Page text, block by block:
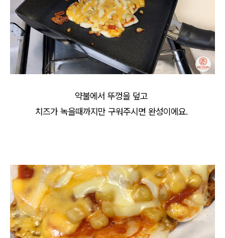
약불에서 뚜껑을 덮고
치즈가 녹을때까지만 구워주시면 완성이에요.